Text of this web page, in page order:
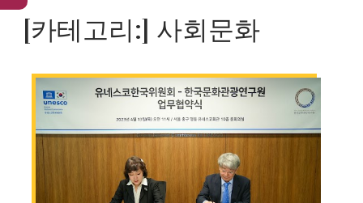
[카테고리:] 사회문화